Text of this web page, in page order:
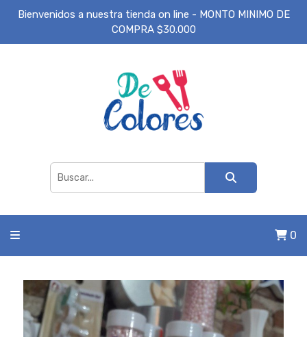
Bienvenidos a nuestra tienda on line - MONTO MINIMO DE
COMPRA $30.000
0